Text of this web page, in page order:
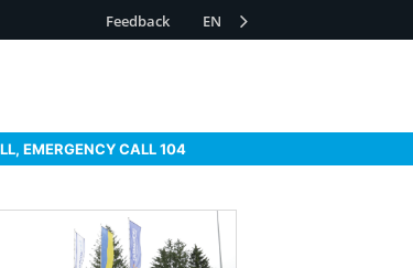
Feedback EN
EMERGENCY CALL 104